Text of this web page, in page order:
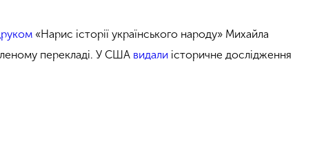
«Нарис історії українського народу» Михайла
перекладі. У США видали історичне дослідження